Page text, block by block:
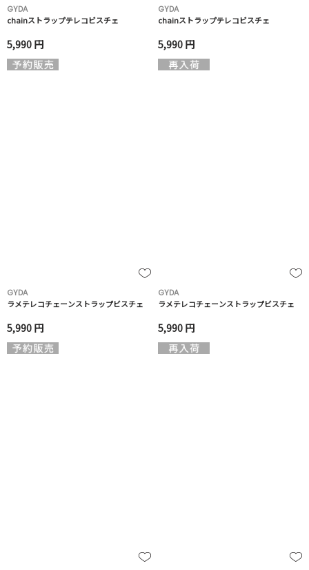
GYDA
chainストラップテレコビスチェ
5,990 円
GYDA
chainストラップテレコビスチェ
5,990 円
GYDA
ラメテレコチェーンストラップビスチェ
5,990 円
GYDA
ラメテレコチェーンストラップビスチェ
5,990 円